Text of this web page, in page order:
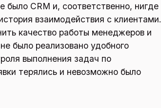
CRM и, соответственно, нигде
взаимодействия с клиентами.
качество работы менеджеров и
было реализовано удобного
выполнения задач по
терялись и невозможно было